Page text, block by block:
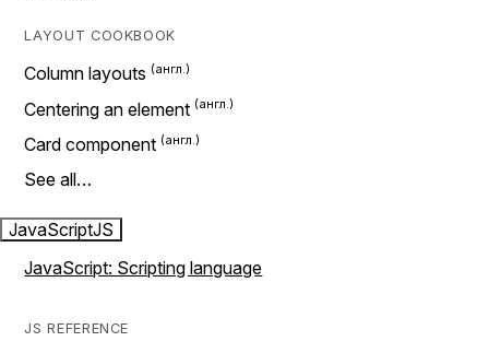
LAYOUT COOKBOOK
Column layouts
Centering an element
Card component
See all…
JavaScriptJS
JavaScript: Scripting language
JS REFERENCE